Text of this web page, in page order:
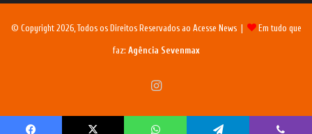
© Copyright 2026, Todos os Direitos Reservados ao Acesse News | Em tudo que
faz: Agência Sevenmax
Instagram